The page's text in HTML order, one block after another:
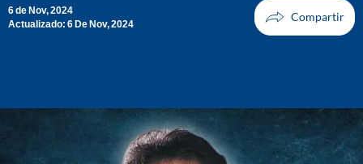
6 de Nov, 2024
Actualizado: 6 De Nov, 2024